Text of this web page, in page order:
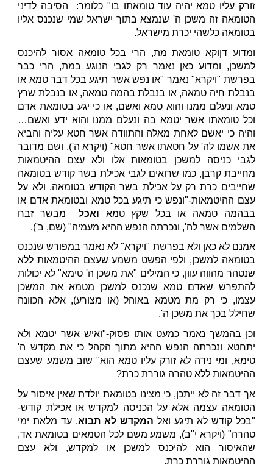
זורק עליו טמא יהיה עוד טומאתו בו" כלומר: הסיבה לדיני
הטומאה זה משכן ה' שנמצא בתוך ישראל שמי שנכנס אליו
בטומאה כלשהי יכרת מישראל.
ומדוע דןוקא טומאת מת, הרי בכל טומאה אסור להיכנס
למשכן, ומדוע כאן נאמר רק לגבי הנוגע במת, הרי כבר
בפרשת "ויקרא" נאמר "או נפש אשר תיגע בכל דבר טמא או
בנבלת חיה טמאה, או בנבלת בהמה טמאה, או בנבלת שרץ
טמא ונעלם ממנו והוא טמא ואשם, או כי יגע בטומאת אדם
וכל טומאתו אשר יטמא בה ונעלם ממנו והוא ידע ואשם…
והיה כי יאשם לאחת מאלה והתוודה אשר חטא עליה והביא
את אשמו לה' על חטאתו אשר חטא" (ויקרא ה'), ושם מדובר
לגבי כניסה למשכן בטומאות אלו ולא עצם ההיטמאות
מחייבת קרבן, כמו שרואים לגבי אכילת בשר קודש בטומאה
שחייבים כרת רק על אכילת בשר הקודש בטומאה, ולא על
עצם ההיטמאות-"ונפש כי תיגע בכל טמא ובטומאת אדם או
בבהמה טמאה או בכל שקץ טמא ואכלמבשר זבח
השלמים אשר לה', ונכרתה הנפש ההיא מעמיה" (שם, ב').
אמנם לא כאן ולא בפרשת "ויקרא" לא נאמר במפורש שנכנס
בטומאה למשכן, ולפי הפשט משמע שעצם ההיטמאות ללא
שנטהר מהווה עוון, כי המילים "את משכן ה' טימא" לא יכולות
להתפרש שאדם טמא שנכנס למשכן מטמא את המשכן
עצמו, כי רק מת מטמא באוהל (או מצורע), אלא הכוונה
שחילל בכך את משכן ה'.
וכן בהמשך נאמר כמעט אותו פסוק-"ואיש אשר יטמא ולא
יתחטא ונכרתה הנפש ההיא מתוך הקהל כי את מקדש ה'
טימא, ומי נידה לא זורק עליו טמא הוא" שוב משמע שעצם
ההיטמאות ללא טהרה גוררת כרת?
אך דבר זה לא ייתכן, כי מצינו בטומאת יולדת שאין איסור על
הטומאה עצמה אלא על הכניסה למקדש או אכילת קודש-
"בכל קודש לא תיגע ואל המקדש לא תבוא, עד מלאת ימי
טהרה" (ויקרא י"ב), משמע משם לכל הטמאים בטומאת אד,
שהאיסור הוא להיכנס למשכן או למקדש, ולא עצם
ההיטמאות גוררת כרת.